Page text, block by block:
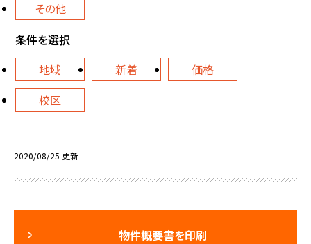
その他
条件を選択
地域
新着
価格
校区
2020/08/25 更新
物件概要書を印刷